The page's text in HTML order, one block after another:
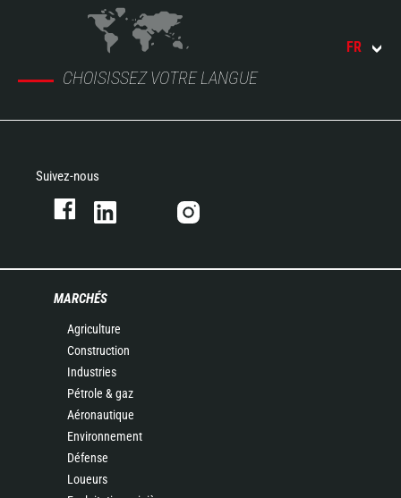
CHOISISSEZ VOTRE LANGUE
FR
Suivez-nous
MARCHÉS
Agriculture
Construction
Industries
Pétrole & gaz
Aéronautique
Environnement
Défense
Loueurs